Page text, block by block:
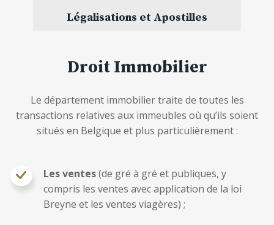
Légalisations et Apostilles
Droit Immobilier
Le département immobilier traite de toutes les
transactions relatives aux immeubles où qu’ils soient
situés en Belgique et plus particulièrement :
Les ventes(de gré à gré et publiques, y
compris les ventes avec application de la loi
Breyne et les ventes viagères) ;